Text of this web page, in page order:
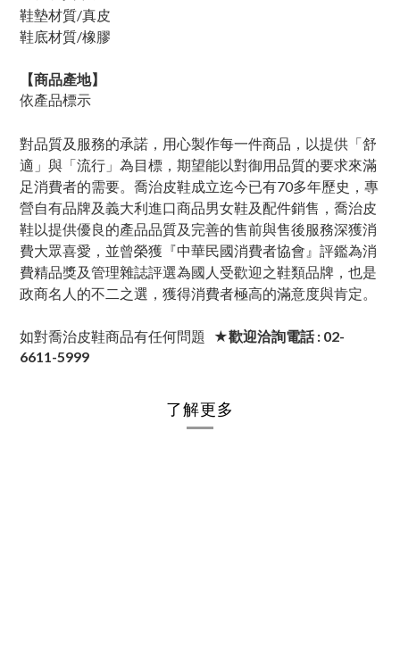
鞋墊材質/真皮
鞋底材質/橡膠
【商品產地】
依產品標示
對品質及服務的承諾，用心製作每一件商品，以提供「舒
適」與「流行」為目標，期望能以對御用品質的要求來滿
足消費者的需要。喬治皮鞋成立迄今已有70多年歷史，專
營自有品牌及義大利進口商品男女鞋及配件銷售，喬治皮
鞋以提供優良的產品品質及完善的售前與售後服務深獲消
費大眾喜愛，並曾榮獲『中華民國消費者協會』評鑑為消
費精品獎及管理雜誌評選為國人受歡迎之鞋類品牌，也是
政商名人的不二之選，獲得消費者極高的滿意度與肯定。
如對喬治皮鞋商品有任何問題
★歡迎洽詢電話 : 02-
6611-5999
了解更多